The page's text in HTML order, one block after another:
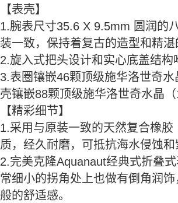
【表壳】
1.腕表尺寸35.6 X 9.5mm 圆润的
装一致，保持着复古的造型和精湛
2.旋入式把头设计和实心底盖结构
3.表圈镶嵌46颗顶级施华洛世奇
壳镶嵌88颗顶级施华洛世奇水晶（
【精彩细节】
1.采用与原装一致的天然复合橡胶
质，经久耐磨，可抵抗海水侵蚀和
2.完美克隆Aquanaut经典式折叠
常细小的拐角处上也做有倒角润
般的舒适感。